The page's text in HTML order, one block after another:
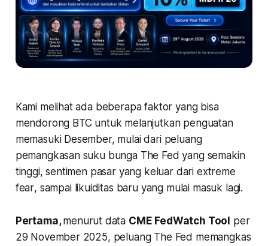
Kami melihat ada beberapa faktor yang bisa
mendorong BTC untuk melanjutkan penguatan
memasuki Desember, mulai dari peluang
pemangkasan suku bunga The Fed yang semakin
tinggi, sentimen pasar yang keluar dari extreme
fear, sampai likuiditas baru yang mulai masuk lagi.
Pertama,menurut data CME FedWatch Tool per
29 November 2025, peluang The Fed memangkas